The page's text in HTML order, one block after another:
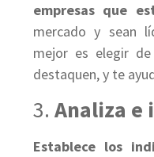
empresas que
mercado y sean
mejor es elegir
destaquen, y te
3. Analiza e
Establece los